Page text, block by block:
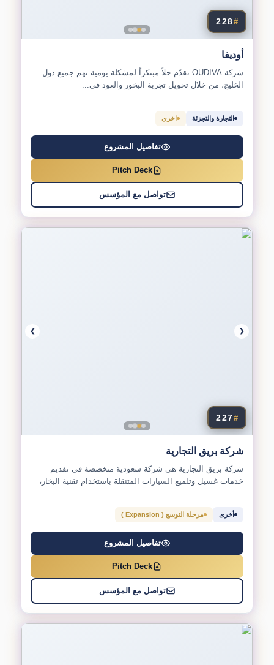
#
228
أوديفا
شركة OUDIVA تقدّم حلاً مبتكراً لمشكلة يومية تهم جميع دول
الخليج، من خلال تحويل تجربة البخور والعود في...
التجارة والتجزئة اخري
تفاصيل المشروع
Pitch Deck
تواصل مع المؤسس
❮
❯
#
227
شركة بريق التجارية
شركة بريق التجارية هي شركة سعودية متخصصة في تقديم
خدمات غسيل وتلميع السيارات المتنقلة باستخدام تقنية البخار،
أخرى مرحلة التوسع ( Expansion )
تفاصيل المشروع
Pitch Deck
تواصل مع المؤسس